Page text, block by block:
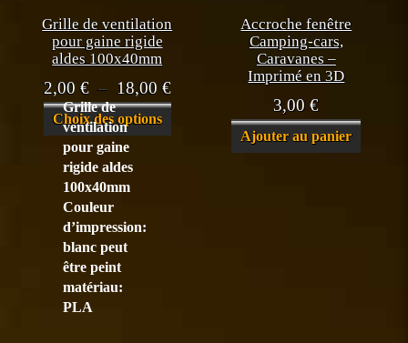
Grille de ventilation
pour gaine rigide
aldes 100x40mm
2,00€ – 18,00 €Plage
de
prix :
Choix des options
produit
Grille de
ventilation
pour gaine
rigide aldes
100x40mm
Couleur
d’impression:
blanc peut
être peint
matériau:
PLA
Accroche fenêtre
Camping-cars,
Caravanes –
Imprimé en 3D
3,00€
Ajouter au panier